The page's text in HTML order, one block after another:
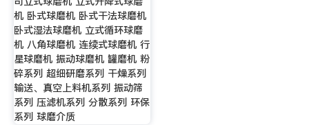
机 卧式球磨机 卧式干法球磨机
卧式湿法球磨机 立式循环球磨
机 八角球磨机 连续式球磨机 行
星球磨机 振动球磨机 罐磨机 粉
碎系列 超细研磨系列 干燥系列
输送、真空上料机系列 振动筛
系列 压滤机系列 分散系列 环保
系列 球磨介质